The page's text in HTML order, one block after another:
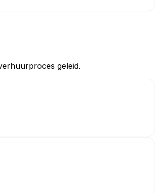
geleid.